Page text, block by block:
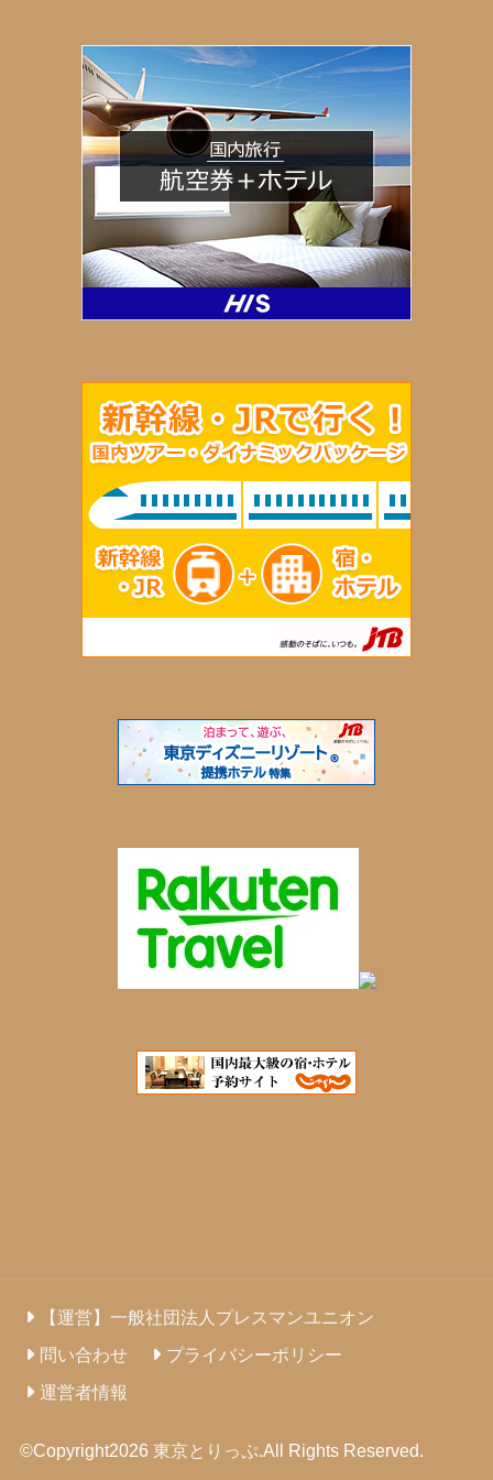
【運営】一般社団法人プレスマンユニオン
問い合わせ
プライバシーポリシー
運営者情報
©Copyright2026 東京とりっぷ.All Rights Reserved.